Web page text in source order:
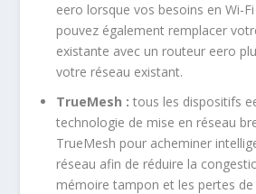
eero lorsque vos besoins en Wi-
pouvez également remplacer
existante avec un routeur eero
votre réseau existant.
TrueMesh : tous les dispositifs
technologie de mise en réseau
TrueMesh pour acheminer
réseau afin de réduire la
mémoire tampon et les pertes